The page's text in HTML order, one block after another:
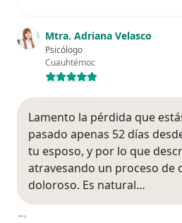
Mtra. Adriana Velasco
Psicólogo
Cuauhtémoc
Lamento la pérdida que
pasado apenas 52 días
tu esposo, y por lo que
atravesando un proceso de
doloroso. Es natural…